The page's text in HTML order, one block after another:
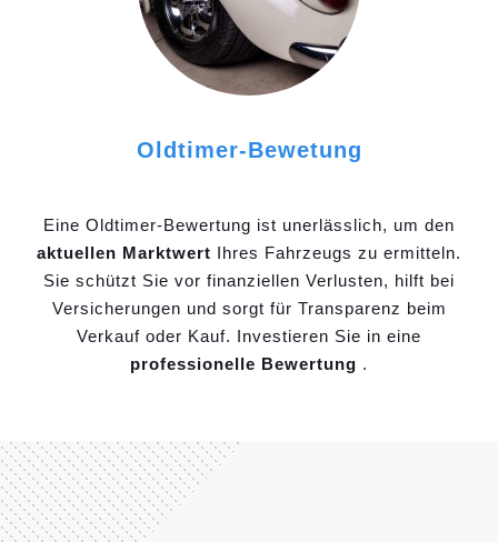
Oldtimer-Bewetung
Eine Oldtimer-Bewertung ist unerlässlich, um den
aktuellen Marktwert Ihres Fahrzeugs zu ermitteln.
Sie schützt Sie vor finanziellen Verlusten, hilft bei
Versicherungen und sorgt für Transparenz beim
Verkauf oder Kauf. Investieren Sie in eine
professionelle Bewertung .